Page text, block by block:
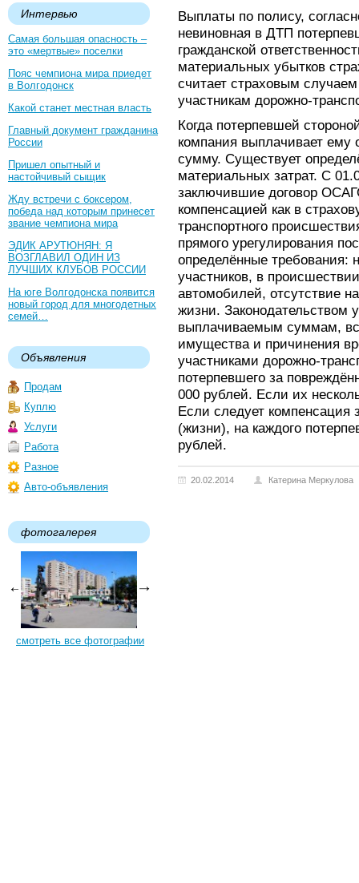
Интервью
Самая большая опасность –
это «мертвые» поселки
Пояс чемпиона мира приедет
в Волгодонск
Какой станет местная власть
Главный документ гражданина
России
Пришел опытный и
настойчивый сыщик
Жду встречи с боксером,
победа над которым принесет
звание чемпиона мира
ЭДИК АРУТЮНЯН: Я
ВОЗГЛАВИЛ ОДИН ИЗ
ЛУЧШИХ КЛУБОВ РОССИИ
На юге Волгодонска появится
новый город для многодетных
семей…
Объявления
Продам
Куплю
Услуги
Работа
Разное
Авто-объявления
фотогалерея
смотреть все фотографии
Выплаты по полису,
невиновная в ДТП
гражданской
материальных убытков
считает страховым
участникам дорожно-
Когда потерпевшей
компания выплачивает ему
сумму. Существует
материальных затрат. С
заключившие договор
компенсацией как в
транспортного
прямого урегулирования
определённые
участников, в
автомобилей, отсутствие
жизни. Законодательством
выплачиваемым суммам,
имущества и причинения
участниками дорожно-
потерпевшего за
000 рублей. Если их
Если следует компенсация
(жизни), на каждого
рублей.
20.02.2014 Катерина Меркулова